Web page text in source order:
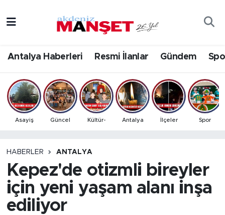
Antalya Haberleri Resmi İlanlar Gündem
Asayiş Güncel Kültür- Antalya İlçeler Spor
HABERLER ANTALYA
Kepez'de otizmli bireyler
için yeni yaşam alanı inşa
ediliyor
Bilim & Teknoloji
Eğitim
Ekonomi
Gündem
İlçeler
Antalya Hava Durumu
Antalya Namaz Vakitleri
Antalya Trafik Yoğunluk Haritası
Tüm Manşetler
Son Dakika Haberleri